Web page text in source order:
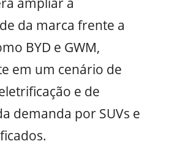
da marca frente a
BYD e GWM,
em um cenário de
e de
demanda por SUVs e